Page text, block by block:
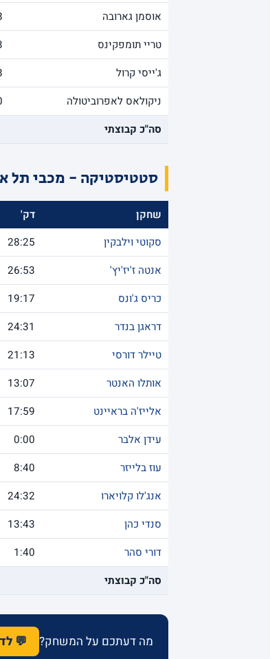
אוסמן גארובה
טריי תומפקינס
ג'ייסי קרול
ניקולאס לאפרוביטולה
סה"כ קבוצתי
סטטיסטיקה - מכבי תל
שחקן דק'
סקוטי וילבקין
28:25
אנטה ז'יז'יץ'
26:53
כריס ג'ונס
19:17
דראגן בנדר
24:31
טיילר דורסי
21:13
אותלו האנטר
13:07
אלייז'ה בראיינט
17:59
עידן אלבר
0:00
עוז בלייזר
8:40
אנג'לו קלויארו
24:32
סנדי כהן
13:43
דורי סהר
1:40
סה"כ קבוצתי
מה דעתכם על המשחק? 💬